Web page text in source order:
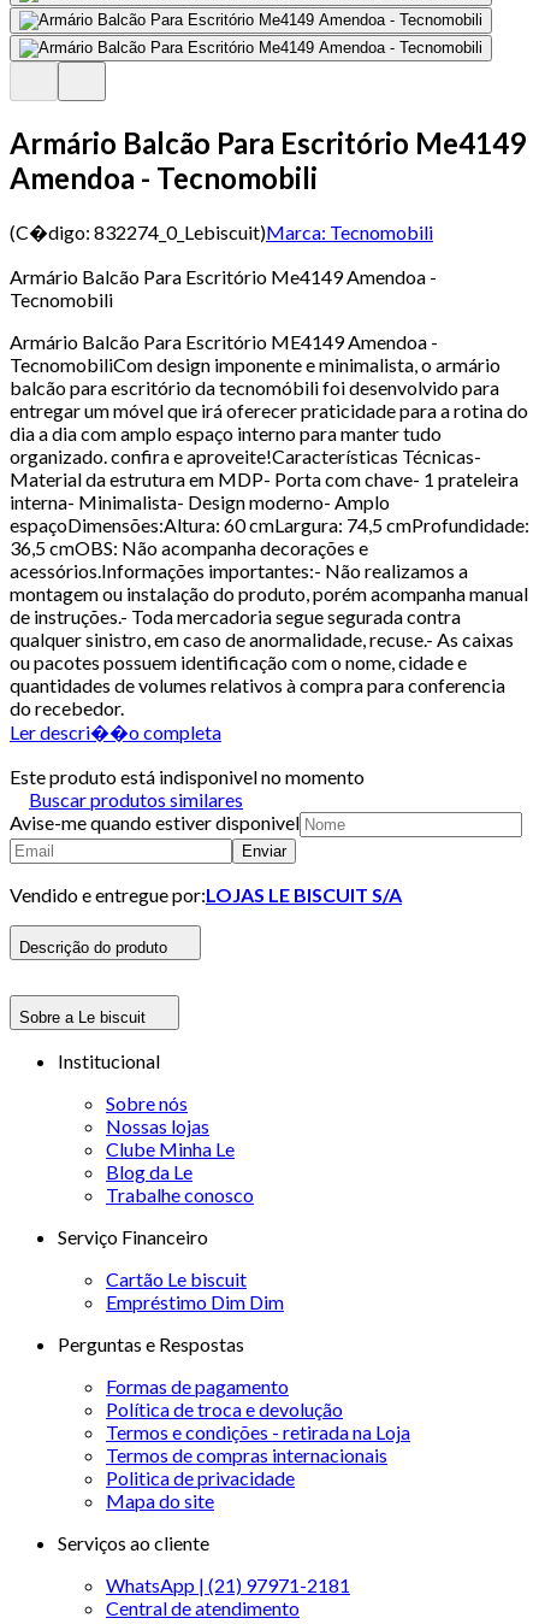
Armário Balcão Para Escritório Me4149
Amendoa - Tecnomobili
(C�digo: 832274_0_Lebiscuit)Marca: Tecnomobili
Armário Balcão Para Escritório Me4149 Amendoa -
Tecnomobili
Armário Balcão Para Escritório ME4149 Amendoa -
TecnomobiliCom design imponente e minimalista, o armário
balcão para escritório da tecnomóbili foi desenvolvido para
entregar um móvel que irá oferecer praticidade para a rotina do
dia a dia com amplo espaço interno para manter tudo
organizado. confira e aproveite!Características Técnicas-
Material da estrutura em MDP- Porta com chave- 1 prateleira
interna- Minimalista- Design moderno- Amplo
espaçoDimensões:Altura: 60 cmLargura: 74,5 cmProfundidade:
36,5 cmOBS: Não acompanha decorações e
acessórios.Informações importantes:- Não realizamos a
montagem ou instalação do produto, porém acompanha manual
de instruções.- Toda mercadoria segue segurada contra
qualquer sinistro, em caso de anormalidade, recuse.- As caixas
ou pacotes possuem identificação com o nome, cidade e
quantidades de volumes relativos à compra para conferencia
do recebedor.
Ler descri��o completa
Este produto está indisponivel no momento
Buscar produtos similares
Avise-me quando estiver disponivel
Enviar
Vendido e entregue por:LOJAS LE BISCUIT S/A
Descrição do produto
Sobre a Le biscuit
Institucional
Sobre nós
Nossas lojas
Clube Minha Le
Blog da Le
Trabalhe conosco
Serviço Financeiro
Cartão Le biscuit
Empréstimo Dim Dim
Perguntas e Respostas
Formas de pagamento
Política de troca e devolução
Termos e condições - retirada na Loja
Termos de compras internacionais
Politica de privacidade
Mapa do site
Serviços ao cliente
WhatsApp | (21) 97971-2181
Central de atendimento